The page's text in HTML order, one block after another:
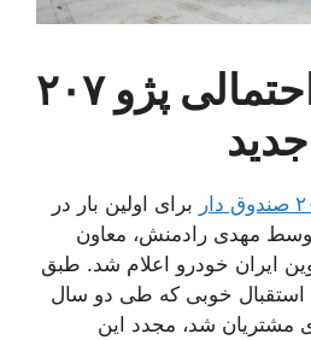
مشخصات احتمالی پژو ۲۰۷
برای اولین بار در
مهدی رادمنش، معاون
ایران خودرو اعلام شد. طبق
استقبال خوبی که طی دو سال
مشتریان شد، مجدد این